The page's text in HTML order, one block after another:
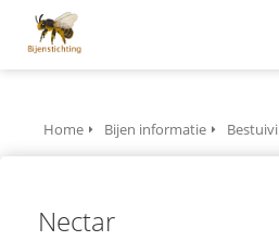
Home Bijen informatie
Nectar